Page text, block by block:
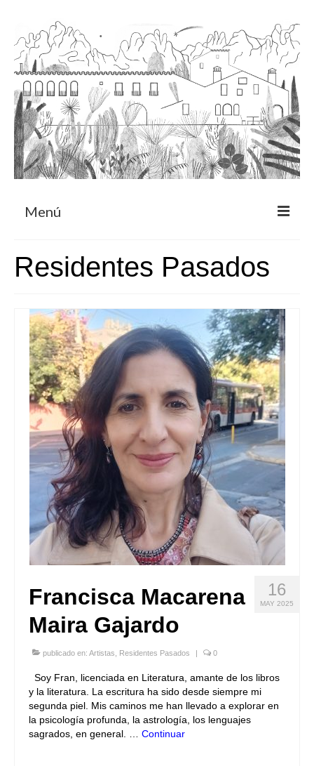
Menú
Programa de residencia
CRUCERO
Quedate con nosotras
Archivo
Contacto
Idioma:
Residentes Pasados
16
MAY 2025
Francisca Macarena
Maira Gajardo
publicado en: Artistas Residentes Pasados | 0
Soy Fran, licenciada en Literatura, amante de los libros
y la literatura. La escritura ha sido desde siempre mi
segunda piel. Mis caminos me han llevado a explorar en
la psicología profunda, la astrología, los lenguajes
sagrados, en general. … Continuar